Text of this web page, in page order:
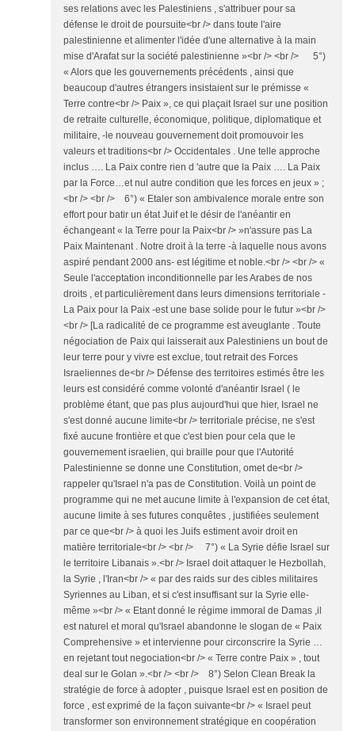
ses relations avec les Palestiniens , s'attribuer pour sa
défense le droit de poursuite<br /> dans toute l'aire
palestinienne et alimenter l'idée d'une alternative à la main
mise d'Arafat sur la société palestinienne »<br /> <br /> 5°)
« Alors que les gouvernements précédents , ainsi que
beaucoup d'autres étrangers insistaient sur le prémisse «
Terre contre<br /> Paix », ce qui plaçait Israel sur une position
de retraite culturelle, économique, politique, diplomatique et
militaire, -le nouveau gouvernement doit promouvoir les
valeurs et traditions<br /> Occidentales . Une telle approche
inclus …. La Paix contre rien d 'autre que la Paix …. La Paix
par la Force…et nul autre condition que les forces en jeux » ;
<br /> <br /> 6°) « Etaler son ambivalence morale entre son
effort pour batir un état Juif et le désir de l'anéantir en
échangeant « la Terre pour la Paix<br /> »n'assure pas La
Paix Maintenant . Notre droit à la terre -à laquelle nous avons
aspiré pendant 2000 ans- est légitime et noble.<br /> <br /> «
Seule l'acceptation inconditionnelle par les Arabes de nos
droits , et particulièrement dans leurs dimensions territoriale -
La Paix pour la Paix -est une base solide pour le futur »<br />
<br /> [La radicalité de ce programme est aveuglante . Toute
négociation de Paix qui laisserait aux Palestiniens un bout de
leur terre pour y vivre est exclue, tout retrait des Forces
Israeliennes de<br /> Défense des territoires estimés être les
leurs est considéré comme volonté d'anéantir Israel ( le
problème étant, que pas plus aujourd'hui que hier, Israel ne
s'est donné aucune limite<br /> territoriale précise, ne s'est
fixé aucune frontière et que c'est bien pour cela que le
gouvernement israelien, qui braille pour que l'Autorité
Palestinienne se donne une Constitution, omet de<br />
rappeler qu'Israel n'a pas de Constitution. Voilà un point de
programme qui ne met aucune limite à l'expansion de cet état,
aucune limite à ses futures conquêtes , justifiées seulement
par ce que<br /> à quoi les Juifs estiment avoir droit en
matière territoriale<br /> <br /> 7°) « La Syrie défie Israel sur
le territoire Libanais ».<br /> Israel doit attaquer le Hezbollah,
la Syrie , l'Iran<br /> « par des raids sur des cibles militaires
Syriennes au Liban, et si c'est insuffisant sur la Syrie elle-
même »<br /> « Etant donné le régime immoral de Damas ,il
est naturel et moral qu'Israel abandonne le slogan de « Paix
Comprehensive » et intervienne pour circonscrire la Syrie …
en rejetant tout negociation<br /> « Terre contre Paix » , tout
deal sur le Golan ».<br /> <br /> 8°) Selon Clean Break la
stratégie de force à adopter , puisque Israel est en position de
force , est exprimé de la façon suivante<br /> « Israel peut
transformer son environnement stratégique en coopération